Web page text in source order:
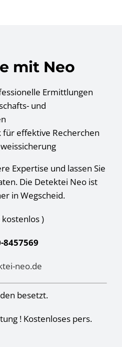
mit Neo
Ermittlungen
und
für effektive Recherchen
Expertise und lassen Sie
Die Detektei Neo ist
in Wegscheid.
kostenlos)
8457569
neo.de
besetzt.
! Kostenloses pers.